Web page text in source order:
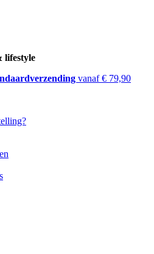
lifestyle
vanaf € 79,90